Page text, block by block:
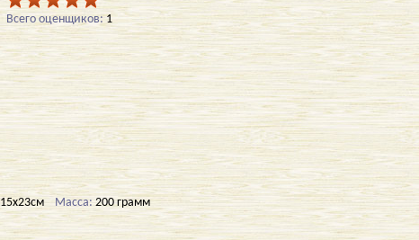
Всего оценщиков:1
15х23см Масса: 200 грамм